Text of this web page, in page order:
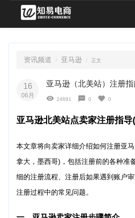
资讯频道 亚马逊 正文
16
06月
亚马逊（北美站）注册指
24691 0 0
亚马逊北美站点卖家注册指导
本文章将向卖家详细介绍如何注册亚
拿大，墨西哥)，包括注册前的各种准
细的注册流程、注册后如果遇到账户
注册过程中的常见问题。